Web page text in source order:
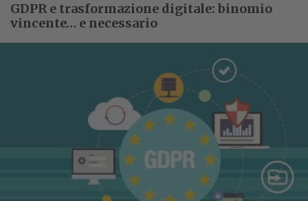
GDPR e trasformazione digitale: binomio
vincente… e necessario